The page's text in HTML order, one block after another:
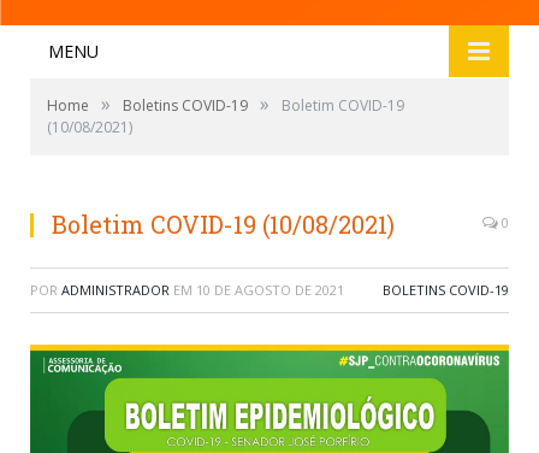
MENU
Home » Boletins COVID-19 »
Boletim COVID-19
(10/08/2021)
Boletim COVID-19 (10/08/2021) 0
POR ADMINISTRADOR EM 10 DE AGOSTO DE 2021 BOLETINS COVID-19